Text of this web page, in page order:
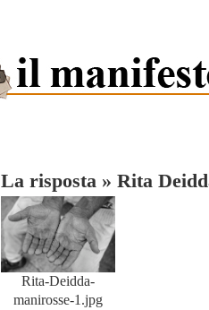
La risposta » Rita
Rita-Deidda-
manirosse-1.jpg